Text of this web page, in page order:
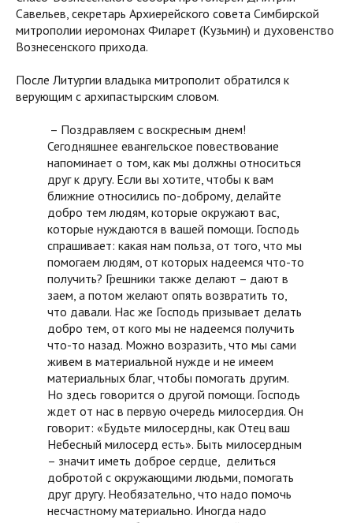
Савельев, секретарь Архиерейского совета Симбирской
митрополии иеромонах Филарет (Кузьмин) и духовенство
Вознесенского прихода.
После Литургии владыка митрополит обратился к
верующим с архипастырским словом.
– Поздравляем с воскресным днем!
Сегодняшнее евангельское повествование
напоминает о том, как мы должны относиться
друг к другу. Если вы хотите, чтобы к вам
ближние относились по-доброму, делайте
добро тем людям, которые окружают вас,
которые нуждаются в вашей помощи. Господь
спрашивает: какая нам польза, от того, что мы
помогаем людям, от которых надеемся что-то
получить? Грешники также делают – дают в
заем, а потом желают опять возвратить то,
что давали. Нас же Господь призывает делать
добро тем, от кого мы не надеемся получить
что-то назад. Можно возразить, что мы сами
живем в материальной нужде и не имеем
материальных благ, чтобы помогать другим.
Но здесь говорится о другой помощи. Господь
ждет от нас в первую очередь милосердия. Он
говорит: «Будьте милосердны, как Отец ваш
Небесный милосерд есть». Быть милосердным
– значит иметь доброе сердце, делиться
добротой с окружающими людьми, помогать
друг другу. Необязательно, что надо помочь
несчастному материально. Иногда надо